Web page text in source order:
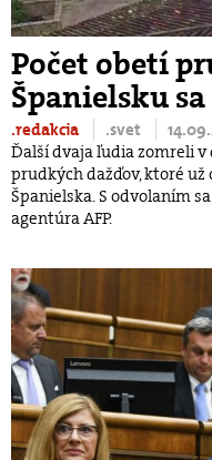
Počet obetí
Španielsku
.redakcia .svet
Ďalší dvaja ľudia zomreli
prudkých dažďov, ktoré
Španielska. S odvolaním
agentúra AFP.